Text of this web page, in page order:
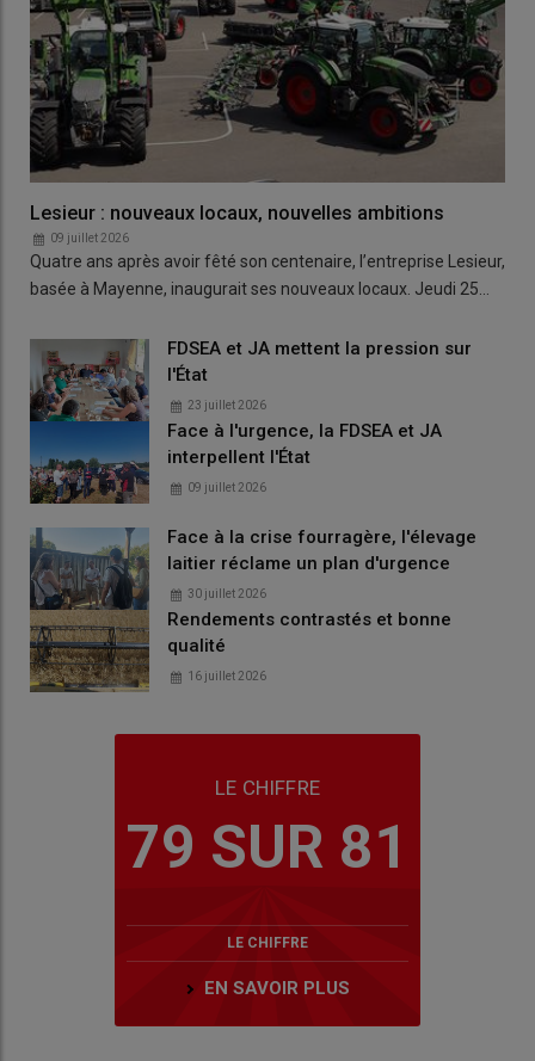
Lesieur : nouveaux locaux, nouvelles ambitions
09 juillet 2026
Quatre ans après avoir fêté son centenaire, l’entreprise Lesieur,
basée à Mayenne, inaugurait ses nouveaux locaux. Jeudi 25…
FDSEA et JA mettent la pression sur
l'État
23 juillet 2026
Face à l'urgence, la FDSEA et JA
interpellent l'État
09 juillet 2026
Face à la crise fourragère, l'élevage
laitier réclame un plan d'urgence
30 juillet 2026
Rendements contrastés et bonne
qualité
16 juillet 2026
LE CHIFFRE
79 SUR 81
LE CHIFFRE
EN SAVOIR PLUS